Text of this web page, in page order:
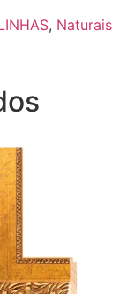
, Naturais